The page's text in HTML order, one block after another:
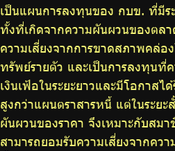
เป็นแผนการลงทุนของ กบข. ที่มีร
ทั้งที่เกิดจากความผันผวนของตล
ความเสี่ยงจากการขาดสภาพคล่อ
ทรัพย์รายตัว และเป็นการลงทุน
เงินเฟ้อในระยะยาวและมีโอกาส
สูงกว่าแผนตราสารหนี้ แต่ในระยะ
ผันผวนของราคา จึงเหมาะกับสม
สามารถยอมรับความเสี่ยงจากคว